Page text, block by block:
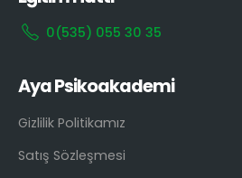
0(535) 055 30 35
Aya Psikoakademi
Gizlilik Politikamız
Satış Sözleşmesi